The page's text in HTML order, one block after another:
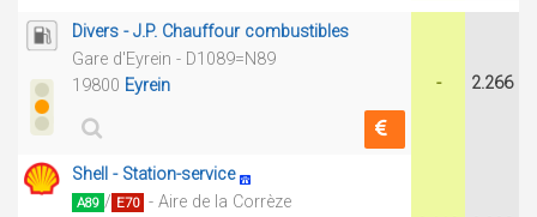
Divers - J.P. Chauffour combustibles
Gare d'Eyrein - D1089=N89
19800 Eyrein - 2.266
Shell - Station-service
A89 / E70 - Aire de la Corrèze